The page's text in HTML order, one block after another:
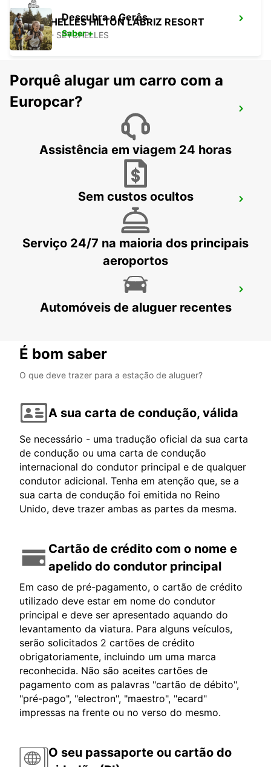
SEYCHELLES HILTON LABRIZ RESORT
MAHE - SEYCHELLES
DZAOUDZI AEROPORTO
MAMOUDZOU ZI KAWENI
MAMOUDZOU - MAYOTTE
MAMOUDZOU HOTEL CARIBOU
MAMOUDZOU - MAYOTTE
Descubra o Gerês
Saber +
Porquê alugar um carro com a
Europcar?
Assistência em viagem 24 horas
Sem custos ocultos
Serviço 24/7 na maioria dos principais
aeroportos
Automóveis de aluguer recentes
É bom saber
O que deve trazer para a estação de aluguer?
A sua carta de condução, válida
Se necessário - uma tradução oficial da sua carta
de condução ou uma carta de condução
internacional do condutor principal e de qualquer
condutor adicional. Tenha em atenção que, se a
sua carta de condução foi emitida no Reino
Unido, deve trazer ambas as partes da mesma.
Cartão de crédito com o nome e
apelido do condutor principal
Em caso de pré-pagamento, o cartão de crédito
utilizado deve estar em nome do condutor
principal e deve ser apresentado aquando do
levantamento da viatura. Para alguns veículos,
serão solicitados 2 cartões de crédito
obrigatoriamente, incluindo um uma marca
reconhecida. Não são aceites cartões de
pagamento com as palavras "cartão de débito",
"pré-pago", "electron", "maestro", "ecard"
impressas na frente ou no verso do mesmo.
O seu passaporte ou cartão do